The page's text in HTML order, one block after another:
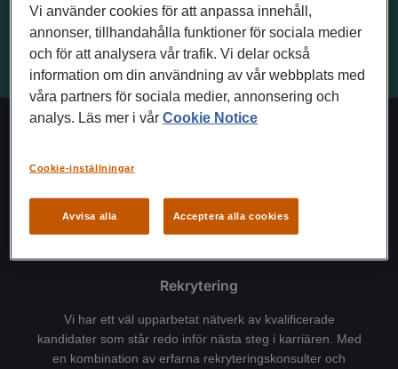
VÄGBESKRIVNING
Rekrytering
Vi har ett väl upparbetat nätverk av kvalificerade
kandidater som står redo inför nästa steg i karriären. Med
en kombination av erfarna rekryteringskonsulter och
Vi använder cookies för att anpassa innehåll,
annonser, tillhandahålla funktioner för sociala medier
och för att analysera vår trafik. Vi delar också
information om din användning av vår webbplats med
våra partners för sociala medier, annonsering och
analys. Läs mer i vårCookie Notice
Avvisa alla Acceptera alla cookies
Cookie-inställningar